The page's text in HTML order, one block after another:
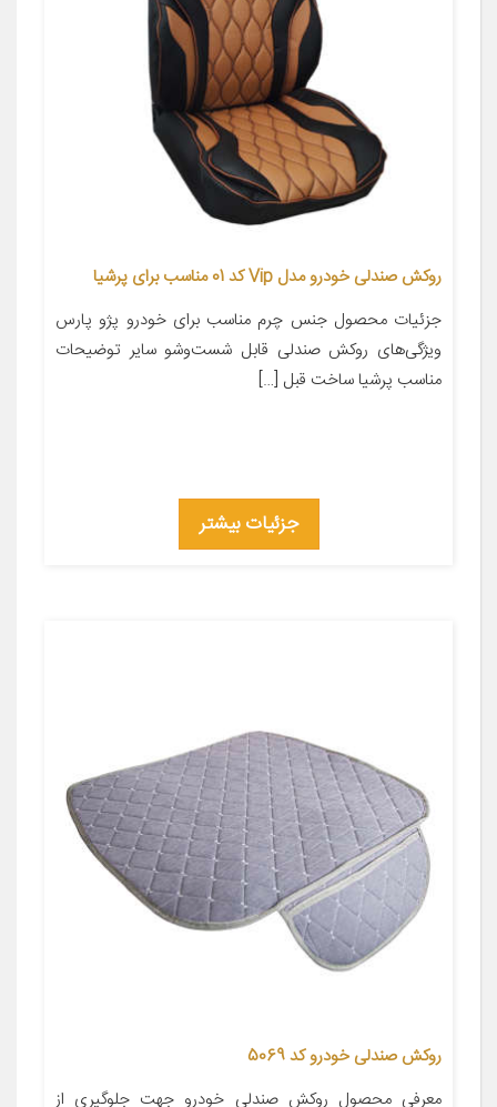
روکش صندلی خودرو مدل Vip کد 01 مناسب برای پرشیا
جزئیات محصول جنس چرم مناسب برای خودرو پژو پارس
ویژگی‌های روکش صندلی قابل شست‌وشو سایر توضیحات
مناسب پرشیا ساخت قبل […]
جزئیات بیشتر
روکش صندلی خودرو کد 5069
معرفی محصول روکش صندلی خودرو جهت جلوگیری از